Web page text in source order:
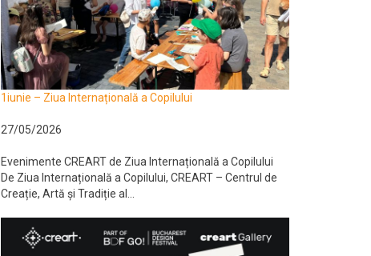
1iunie – Ziua Internațională a Copilului
27/05/2026
Evenimente CREART de Ziua Internațională a Copilului
De Ziua Internațională a Copilului, CREART – Centrul de
Creație, Artă și Tradiție al...